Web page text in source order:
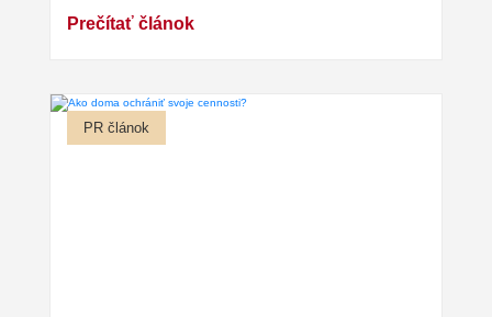
Prečítať článok
PR článok